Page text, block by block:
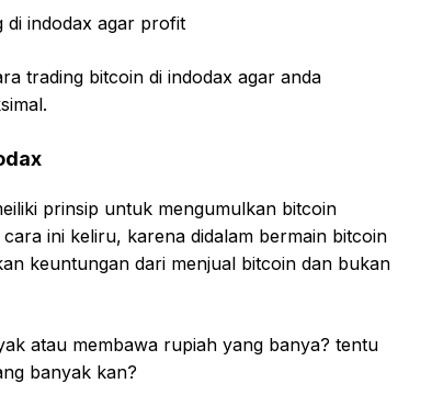
trading bitcoin di indodax agar anda
prinsip untuk mengumulkan bitcoin
ini keliru, karena didalam bermain bitcoin
keuntungan dari menjual bitcoin dan bukan
atau membawa rupiah yang banya? tentu
banyak kan?